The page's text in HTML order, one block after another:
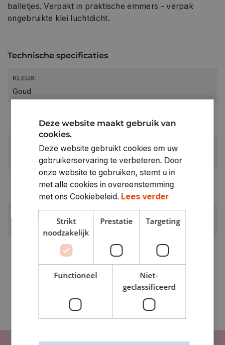
balletjes. Verpakt in praktische emmers - verpak
ongebruikte klei luchtdicht.
Technische specificaties
KLEUR:
Goud
RUBRIEK:
Zelfhardende klei
ARTIKELNUMMER
Deze website maakt gebruik van
cookies.
Deze website gebruikt cookies om uw
gebruikerservaring te verbeteren. Door
onze website te gebruiken, stemt u in
met alle cookies in overeenstemming
met ons Cookiebeleid. Lees verder
Strikt
noodzakelijk
Prestatie Targeting
Functioneel
Niet-
geclassificeerd